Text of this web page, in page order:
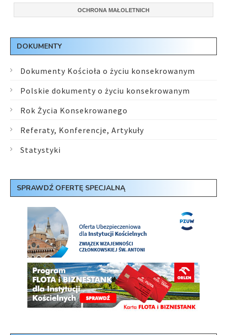
OCHRONA MAŁOLETNICH
DOKUMENTY
Dokumenty Kościoła o życiu konsekrowanym
Polskie dokumenty o życiu konsekrowanym
Rok Życia Konsekrowanego
Referaty, Konferencje, Artykuły
Statystyki
SPRAWDŹ OFERTĘ SPECJALNĄ